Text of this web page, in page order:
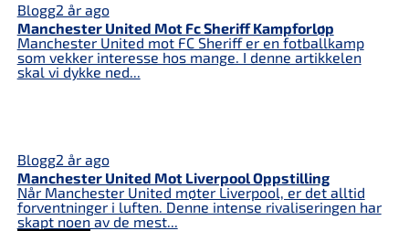
Blogg2 år ago
Manchester United Mot Fc Sheriff Kampforløp
Manchester United mot FC Sheriff er en fotballkamp
som vekker interesse hos mange. I denne artikkelen
skal vi dykke ned...
Blogg2 år ago
Manchester United Mot Liverpool Oppstilling
Når Manchester United møter Liverpool, er det alltid
forventninger i luften. Denne intense rivaliseringen har
skapt noen av de mest...